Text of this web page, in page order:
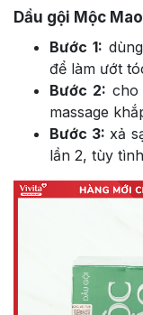
Dầu gội Mộc Mao
Bước 1:
để làm ướt
Bước 2: cho
massage
Bước 3: xả
lần 2, tùy